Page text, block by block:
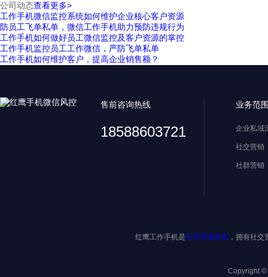
公司动态查看更多>
工作手机微信监控系统如何维护企业核心客户资源
防员工飞单私单，微信工作手机助力预防违规行为
工作手机如何做好员工微信监控及客户资源的掌控
工作手机监控员工工作微信，严防飞单私单
工作手机如何维护客户，提高企业销售额？
售前咨询热线
18588603721
业务范
企业私域
社交营销
社群营销
红鹰工作手机是社交营销系统 ，拥有社
Copyright ©